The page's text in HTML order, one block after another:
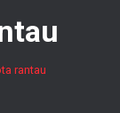
rantau